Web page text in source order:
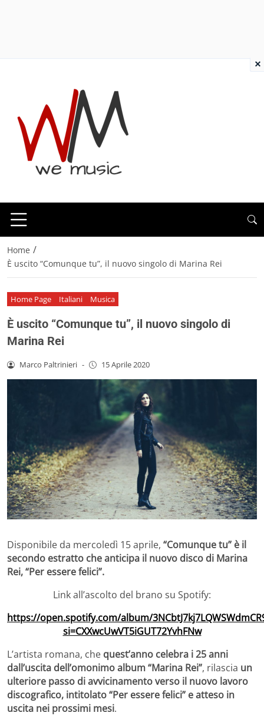
Home /
È uscito “Comunque tu”, il nuovo singolo di Marina Rei
Home Page Italiani Musica
È uscito “Comunque tu”, il nuovo singolo di
Marina Rei
Marco Paltrinieri - 15 Aprile 2020
Disponibile da mercoledì 15 aprile, “Comunque tu” è il
secondo estratto che anticipa il nuovo disco di Marina
Rei, “Per essere felici”.
Link all’ascolto del brano su Spotify:
https://open.spotify.com/album/
si=CXXwcUwVT5iGUT72YvhFNw
L’artista romana, che quest’anno celebra i 25 anni
dall’uscita dell’omonimo album “Marina Rei”, rilascia un
ulteriore passo di avvicinamento verso il nuovo lavoro
discografico, intitolato “Per essere felici” e atteso in
uscita nei prossimi mesi.
×